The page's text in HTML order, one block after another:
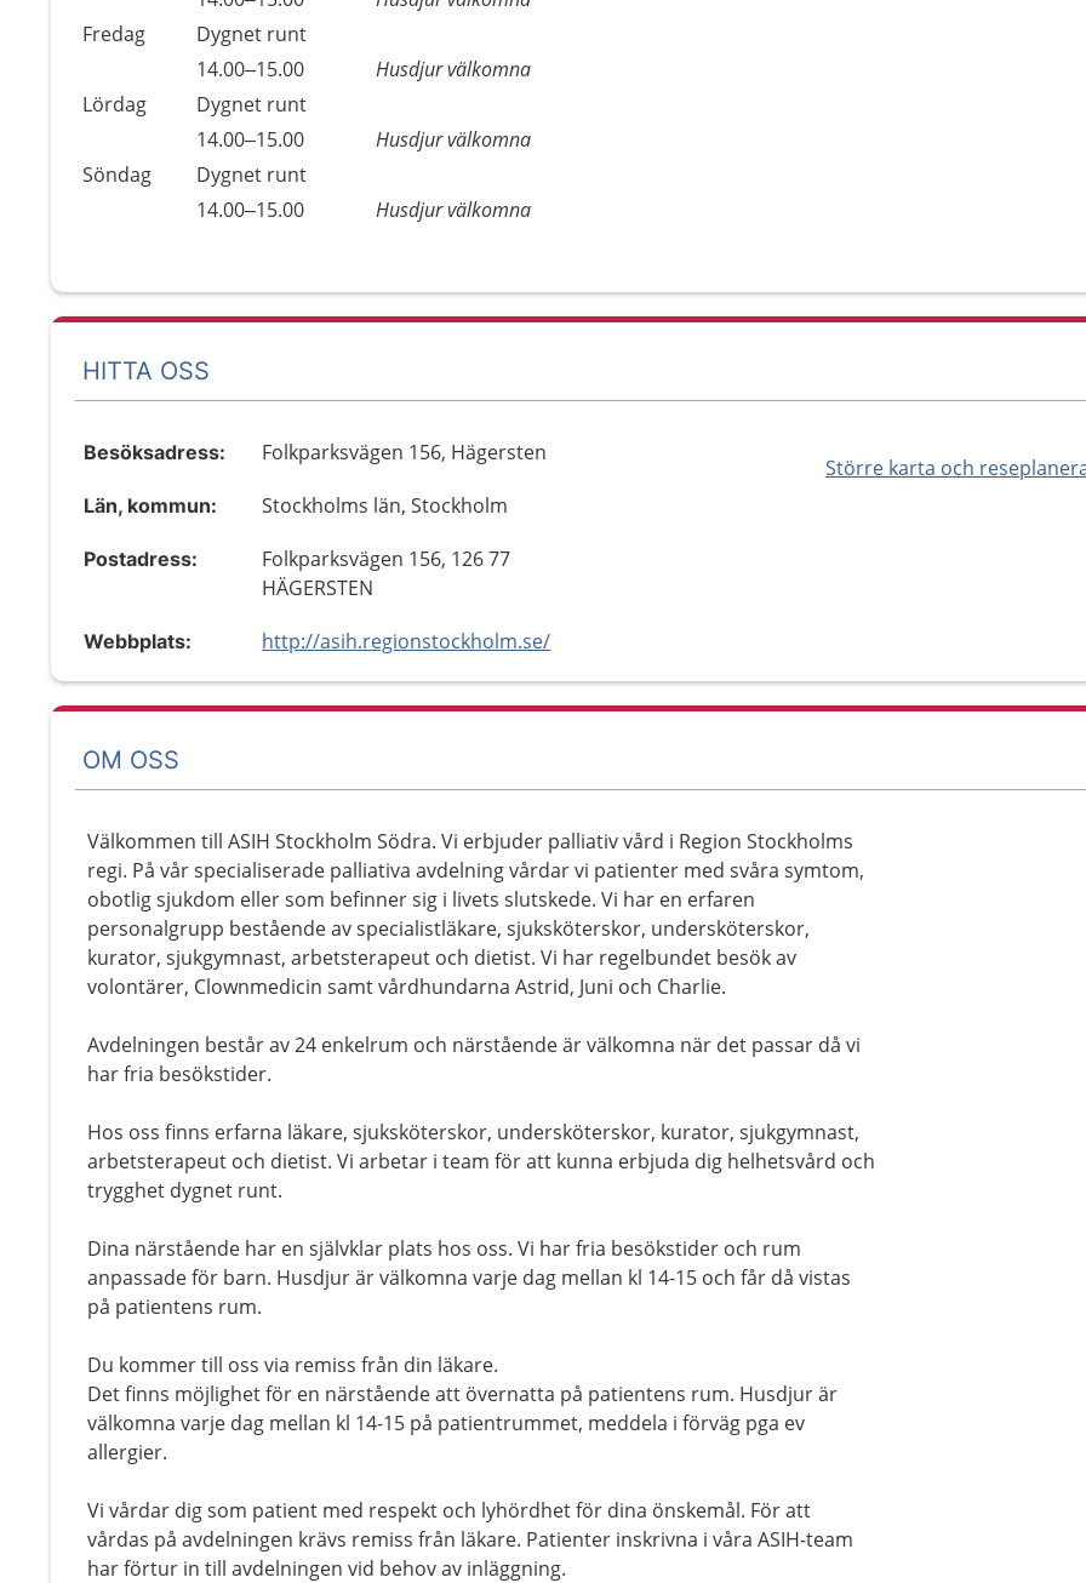
Fredag
Dygnet runt
14.00–15.00
Husdjur välkomna
Lördag
Dygnet runt
14.00–15.00
Husdjur välkomna
Söndag
Dygnet runt
14.00–15.00 Husdjur välkomna
HITTA OSS
Större karta och
Besöksadress: Folkparksvägen 156, Hägersten
Län, kommun: Stockholms län, Stockholm
Postadress:
Folkparksvägen 156, 126 77
HÄGERSTEN
Webbplats: http://asih.regionstockholm.se/
OM OSS
Välkommen till ASIH Stockholm Södra. Vi erbjuder palliativ vård i Region Stockholms
regi. På vår specialiserade palliativa avdelning vårdar vi patienter med svåra symtom,
obotlig sjukdom eller som befinner sig i livets slutskede. Vi har en erfaren
personalgrupp bestående av specialistläkare, sjuksköterskor, undersköterskor,
kurator, sjukgymnast, arbetsterapeut och dietist. Vi har regelbundet besök av
volontärer, Clownmedicin samt vårdhundarna Astrid, Juni och Charlie.
Avdelningen består av 24 enkelrum och närstående är välkomna när det passar då vi
har fria besökstider.
Hos oss finns erfarna läkare, sjuksköterskor, undersköterskor, kurator, sjukgymnast,
arbetsterapeut och dietist. Vi arbetar i team för att kunna erbjuda dig helhetsvård och
trygghet dygnet runt.
Dina närstående har en självklar plats hos oss. Vi har fria besökstider och rum
anpassade för barn. Husdjur är välkomna varje dag mellan kl 14-15 och får då vistas
på patientens rum.
Du kommer till oss via remiss från din läkare.
Det finns möjlighet för en närstående att övernatta på patientens rum. Husdjur är
välkomna varje dag mellan kl 14-15 på patientrummet, meddela i förväg pga ev
allergier.
Vi vårdar dig som patient med respekt och lyhördhet för dina önskemål. För att
vårdas på avdelningen krävs remiss från läkare. Patienter inskrivna i våra ASIH-team
har förtur in till avdelningen vid behov av inläggning.